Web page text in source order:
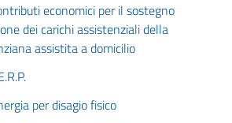
economici per il sostegno
dei carichi assistenziali della
assistita a domicilio
per disagio fisico